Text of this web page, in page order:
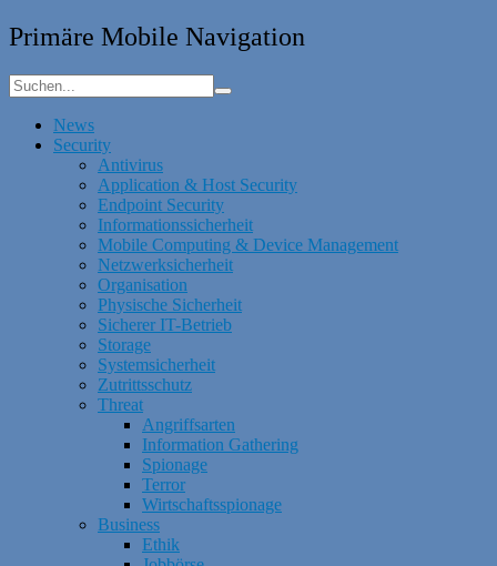
Primäre Mobile Navigation
News
Security
Antivirus
Application & Host Security
Endpoint Security
Informationssicherheit
Mobile Computing & Device Management
Netzwerksicherheit
Organisation
Physische Sicherheit
Sicherer IT-Betrieb
Storage
Systemsicherheit
Zutrittsschutz
Threat
Angriffsarten
Information Gathering
Spionage
Terror
Wirtschaftsspionage
Business
Ethik